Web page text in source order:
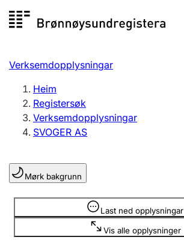
til
Registersøk
Aksjeselskap
Enkeltpersonføretak
Registrere, endre, slette
Lag og foreining
Registrere, endre, slette
Verksemdopplysningar
Heim
Registersøk
Verksemdopplysningar
SVOGER AS
Mørk bakgrunn
Last ned opplysningar
Vis alle opplysninger
Opplysninger er skjult